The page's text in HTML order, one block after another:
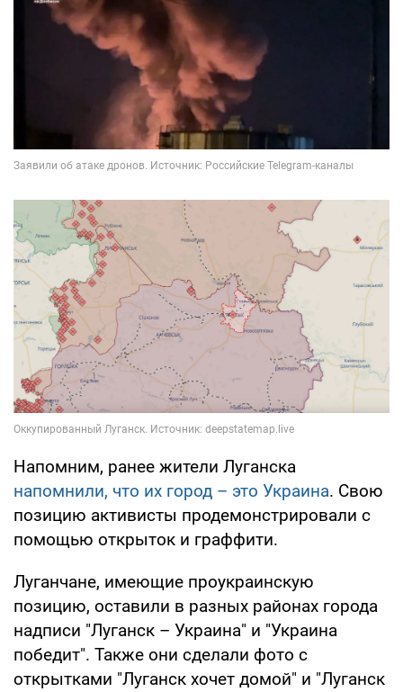
Напомним, ранее жители Луганска
напомнили, что их город – это Украина. Свою
позицию активисты продемонстрировали с
помощью открыток и граффити.
Луганчане, имеющие проукраинскую
позицию, оставили в разных районах города
надписи "Луганск – Украина" и "Украина
победит". Также они сделали фото с
открытками "Луганск хочет домой" и "Луганск